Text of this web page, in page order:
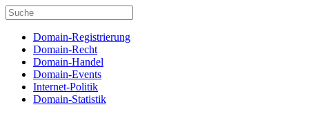
Domain-Registrierung
Domain-Recht
Domain-Handel
Domain-Events
Internet-Politik
Domain-Statistik